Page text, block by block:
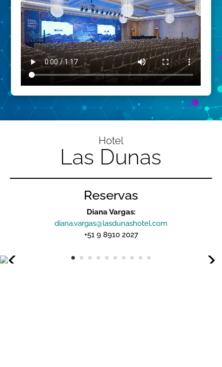
Hotel
Las Dunas
Reservas
Diana Vargas:
diana.vargas@lasdunashotel.com
+51 9 8910 2027